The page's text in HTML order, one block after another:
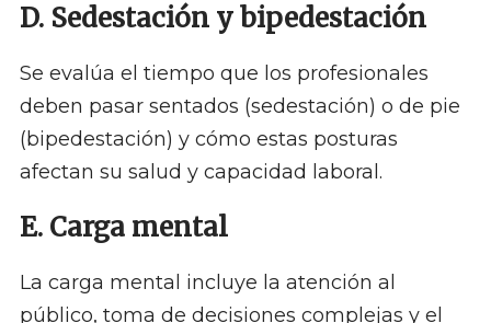
D. Sedestación y bipedestación
Se evalúa el tiempo que los profesionales
deben pasar sentados (sedestación) o de pie
(bipedestación) y cómo estas posturas
afectan su salud y capacidad laboral.
E. Carga mental
La carga mental incluye la atención al
público, toma de decisiones complejas y el